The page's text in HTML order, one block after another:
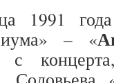
1991
– «